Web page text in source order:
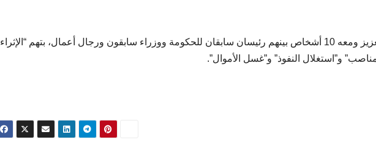
وبدأت في يناير محاكمة ولد عبد العزيز ومعه 10 أشخاص بينهم رئيسان سابقان للحكومة ووزراء سابقون ورجال أعمال، بتهم “الإثراء
و”استغلال النفوذ” و”غسل الأموال”.